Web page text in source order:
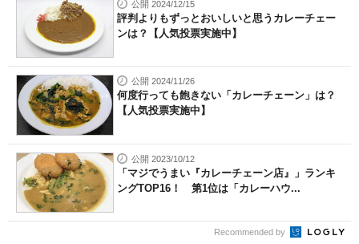
公開 2024/12/15
評判よりもずっとおいしいと思うカレーチェー
ンは？【人気投票実施中】
公開 2024/11/26
何度行っても飽きない「カレーチェーン」は？
【人気投票実施中】
公開 2023/10/12
「マジでうまい『カレーチェーン店』」ランキ
ングTOP16！ 第1位は「カレーハウ...
Recommended by